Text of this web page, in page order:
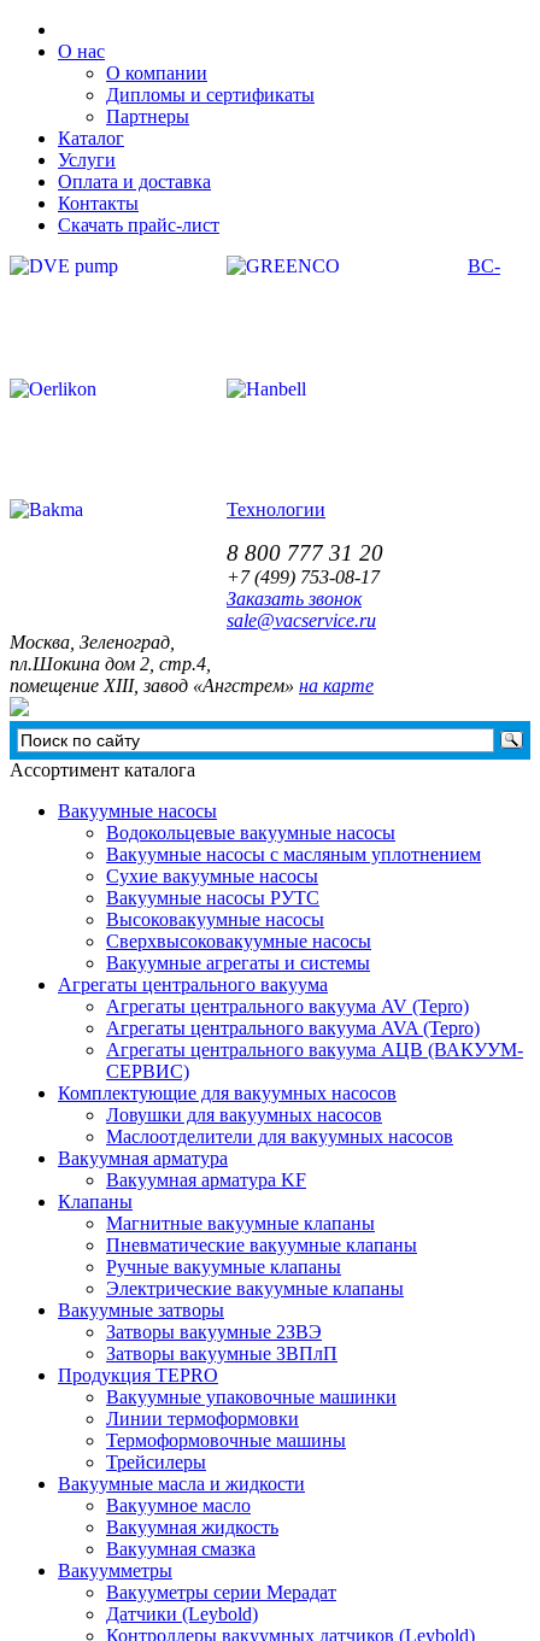
О нас
О компании
Дипломы и сертификаты
Партнеры
Каталог
Услуги
Оплата и доставка
Контакты
Скачать прайс-лист
ВС-
Технологии
8 800 777 31 20
+7 (499) 753-08-17
Заказать звонок
sale@vacservice.ru
Москва, Зелeноград,
пл.Шокина дом 2, стр.4,
помещение XIII, завод «Ангстрем» на карте
Ассортимент каталога
Вакуумные насосы
Водокольцевые вакуумные насосы
Вакуумные насосы с масляным уплотнением
Сухие вакуумные насосы
Вакуумные насосы РУТС
Высоковакуумные насосы
Сверхвысоковакуумные насосы
Вакуумные агрегаты и системы
Агрегаты центрального вакуума
Агрегаты центрального вакуума AV (Tepro)
Агрегаты центрального вакуума AVA (Tepro)
Агрегаты центрального вакуума АЦВ (ВАКУУМ-
СЕРВИС)
Комплектующие для вакуумных насосов
Ловушки для вакуумных насосов
Маслоотделители для вакуумных насосов
Вакуумная арматура
Вакуумная арматура KF
Клапаны
Магнитные вакуумные клапаны
Пневматические вакуумные клапаны
Ручные вакуумные клапаны
Электрические вакуумные клапаны
Вакуумные затворы
Затворы вакуумные 2ЗВЭ
Затворы вакуумные ЗВПлП
Продукция TEPRO
Вакуумные упаковочные машинки
Линии термоформовки
Термоформовочные машины
Трейсилеры
Вакуумные масла и жидкости
Вакуумное масло
Вакуумная жидкость
Вакуумная смазка
Вакуумметры
Вакууметры серии Мерадат
Датчики (Leybold)
Контроллеры вакуумных датчиков (Leybold)